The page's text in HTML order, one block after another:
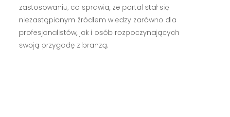
zastosowaniu, co sprawia, że portal stał się
niezastąpionym źródłem wiedzy zarówno dla
profesjonalistów, jak i osób rozpoczynających
swoją przygodę z branżą.